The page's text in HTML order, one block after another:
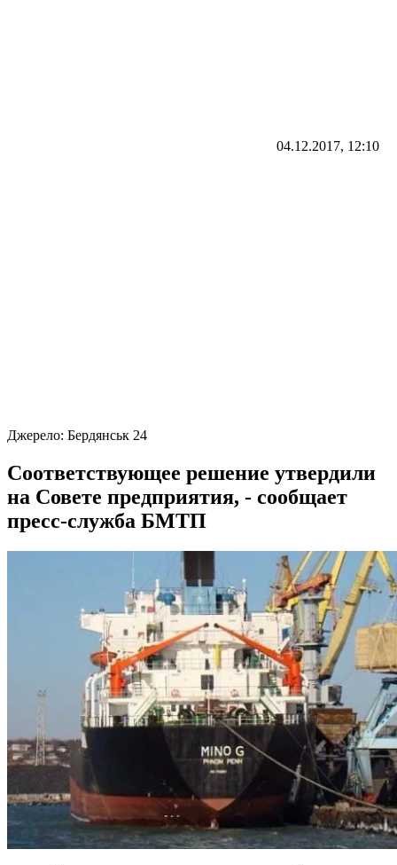
04.12.2017, 12:10
Джерело: Бердянськ 24
Соответствующее решение утвердили
на Совете предприятия, - сообщает
пресс-служба БМТП